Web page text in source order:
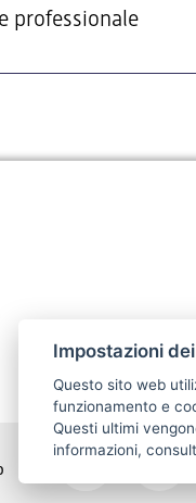
professionale
Impostazioni
Questo sito web
funzionamento e
Questi ultimi
informazioni,